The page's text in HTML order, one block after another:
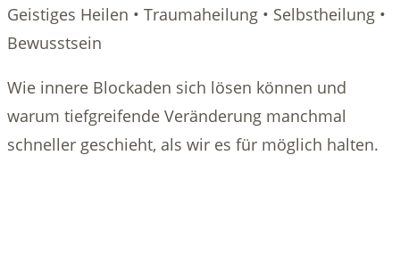
Geistiges Heilen • Traumaheilung • Selbstheilung •
Bewusstsein
Wie innere Blockaden sich lösen können und
warum tiefgreifende Veränderung manchmal
schneller geschieht, als wir es für möglich halten.